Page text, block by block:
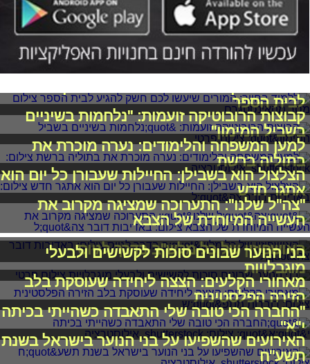
לבית הספר
קבוצות הרובוטיקה זועמות: "נלחמות בשיניים
בשביל המימון"
למען המשפחה והלימודים: נערה מוכרת את
בתוליה ברשת
הצלצול הוא בשבילן: החיילות שעבורן כל יום הוא
אתגר חדש
"צה"ל שלנו": התערוכה שמציגה מקרוב את
העשייה המיוחדת של הצבא
האושפיזין של כל מלש"ב בדרך לגיוס
בני הנוער שבונים סוכות לקשישים ולבעלי
מוגבלויות
מאחורי הקלעים: הצצה ליחידה שעוסקת בלב
הזירה הפלסטינית
"החברה הכי טובה שלי התאבדה כשהייתי בכיתה
י"א"
האירועים שהשפיעו על בני הנוער בישראל בשנת
תשע"ח